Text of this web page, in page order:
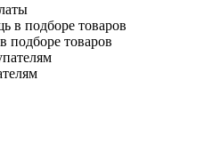
подборе товаров